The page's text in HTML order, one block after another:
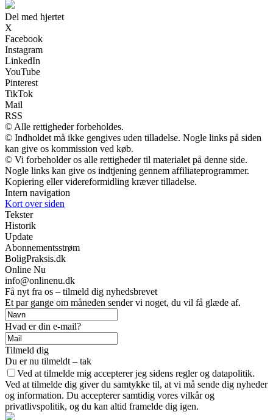
Del med hjertet
X
Facebook
Instagram
LinkedIn
YouTube
Pinterest
TikTok
Mail
RSS
© Alle rettigheder forbeholdes.
© Indholdet må ikke gengives uden tilladelse. Nogle links på siden
kan give os kommission ved køb.
© Vi forbeholder os alle rettigheder til materialet på denne side.
Nogle links kan give os indtjening gennem affiliateprogrammer.
Kopiering eller videreformidling kræver tilladelse.
Intern navigation
Kort over siden
Tekster
Historik
Update
Abonnementsstrøm
BoligPraksis.dk
Online Nu
info@onlinenu.dk
Få nyt fra os – tilmeld dig nyhedsbrevet
Et par gange om måneden sender vi noget, du vil få glæde af.
Hvad er din e-mail?
Tilmeld dig
Du er nu tilmeldt – tak
Ved at tilmelde mig accepterer jeg sidens regler og datapolitik.
Ved at tilmelde dig giver du samtykke til, at vi må sende dig nyheder
og information. Du accepterer samtidig vores vilkår og
privatlivspolitik, og du kan altid framelde dig igen.